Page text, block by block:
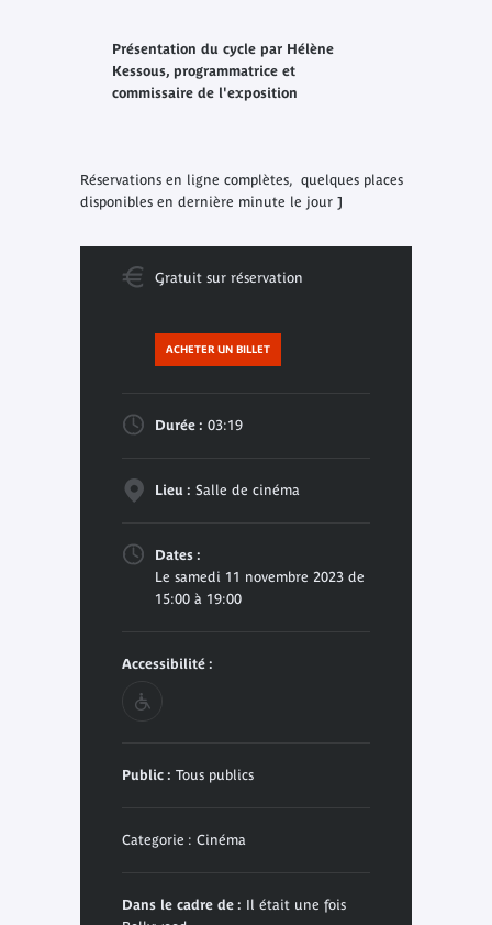
Présentation du cycle par Hélène
Kessous, programmatrice et
commissaire de l'exposition
Réservations en ligne complètes, quelques places
disponibles en dernière minute le jour J
Gratuit sur réservation
ACHETER UN BILLET
Durée : 03:19
Lieu : Salle de cinéma
Dates :
Le samedi 11 novembre 2023 de
15:00 à 19:00
Accessibilité :
Public : Tous publics
Categorie : Cinéma
Dans le cadre de : Il était une fois